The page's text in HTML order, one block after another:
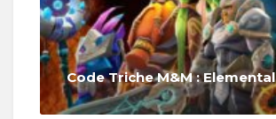
Code Triche M&M : Elemental